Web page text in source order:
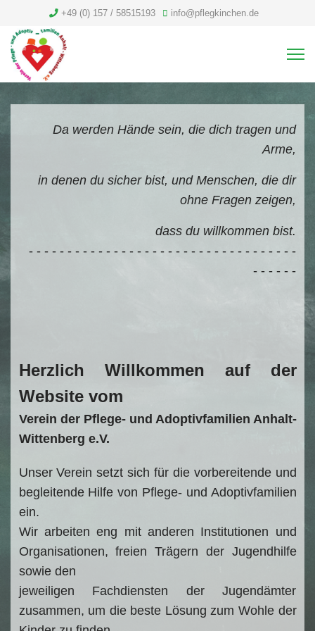
+49 (0) 157 / 58515193 info@pflegkinchen.de
Da werden Hände sein, die dich tragen und
Arme,
in denen du sicher bist, und Menschen, die dir
ohne Fragen zeigen,
dass du willkommen bist.
- - - - - - - - - - - - - - - - - - - - - - - - - - - - - - - - - - -
- - - - - -
Herzlich Willkommen auf der
Website vom
Verein der Pflege- und Adoptivfamilien Anhalt-
Wittenberg e.V.
Unser Verein setzt sich für die vorbereitende und
begleitende Hilfe von Pflege- und Adoptivfamilien
ein.
Wir arbeiten eng mit anderen Institutionen und
Organisationen, freien Trägern der Jugendhilfe
sowie den
jeweiligen Fachdiensten der Jugendämter
zusammen, um die beste Lösung zum Wohle der